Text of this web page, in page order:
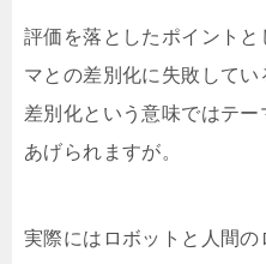
評価を落としたポイント
マとの差別化に失敗してい
差別化という意味ではテ
あげられますが。
実際にはロボットと人間